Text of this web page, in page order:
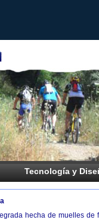
Tecnología y
hecha de muelles